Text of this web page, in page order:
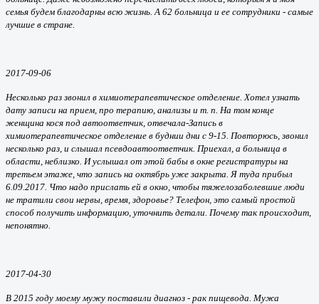
семья будем благодарны всю жизнь. А 62 больница и ее сотрудники - самые
лучшие в стране.
2017-09-06
Несколько раз звонил в химиотерапевтическое отделение. Хотел узнать
дату записи на прием, про терапию, анализы и т. п. На том конце
женщина кося под автоответчик, отвечала-Запись в
химиотерапевтическое отделение в буднии дни с 9-15. Повторюсь, звонил
несколько раз, и слышал псевдоавтоответчик. Приехал, а больница в
области, неблизко. И услышал от этой бабы в окне регистратуры на
третьем этаже, что запись на октябрь уже закрыта. Я туда прибыл
6.09.2017. Что надо прислать ей в окно, чтобы тяжелозаболевшие люди
не тратили свои нервы, время, здоровье? Телефон, это самый простой
способ получить информацию, уточнить детали. Почему так происходит,
непонятно.
2017-04-30
В 2015 году моему мужу поставили диагноз - рак пищевода. Мужа